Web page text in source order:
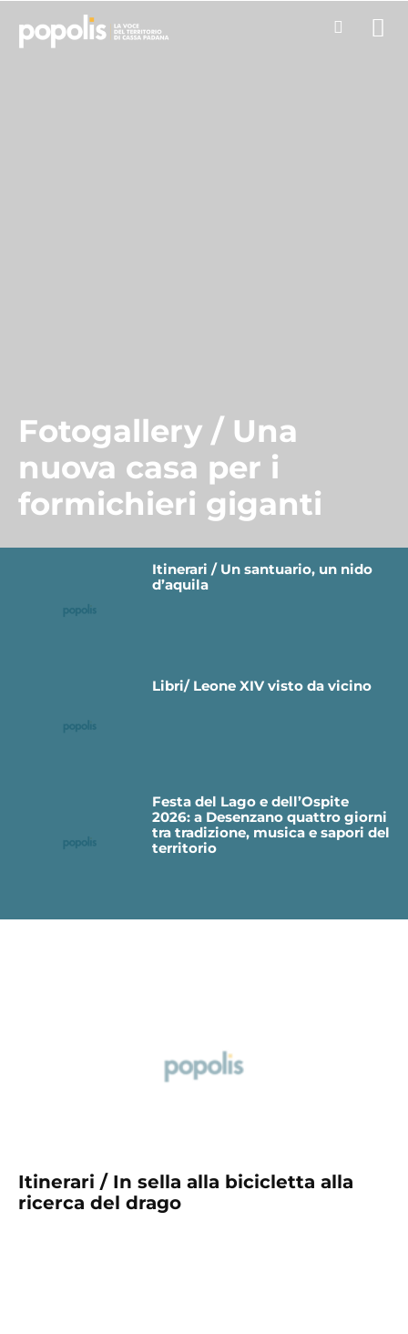
Fotogallery / Una
nuova casa per i
formichieri giganti
Itinerari / Un santuario, un nido
d’aquila
Libri/ Leone XIV visto da vicino
Festa del Lago e dell’Ospite
2026: a Desenzano quattro giorni
tra tradizione, musica e sapori del
territorio
Itinerari / In sella alla bicicletta alla
ricerca del drago